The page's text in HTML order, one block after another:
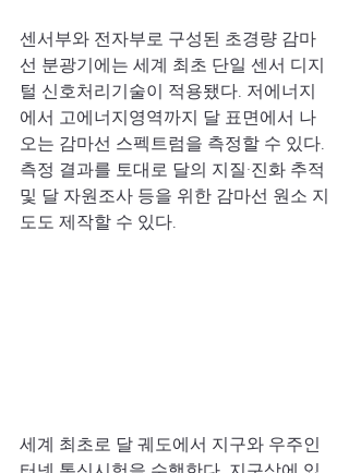
센서부와 전자부로 구성된 초경량 감마
선 분광기에는 세계 최초 단일 센서 디지
털 신호처리기술이 적용됐다. 저에너지
에서 고에너지영역까지 달 표면에서 나
오는 감마선 스펙트럼을 측정할 수 있다.
측정 결과를 토대로 달의 지질·진화 추적
및 달 자원조사 등을 위한 감마선 원소 지
도도 제작할 수 있다.
세계 최초로 달 궤도에서 지구와 우주인